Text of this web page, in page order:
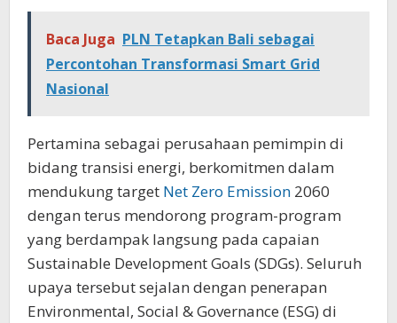
Baca Juga PLN Tetapkan Bali sebagai
Percontohan Transformasi Smart Grid
Nasional
Pertamina sebagai perusahaan pemimpin di
bidang transisi energi, berkomitmen dalam
mendukung target Net Zero Emission 2060
dengan terus mendorong program-program
yang berdampak langsung pada capaian
Sustainable Development Goals (SDGs). Seluruh
upaya tersebut sejalan dengan penerapan
Environmental, Social & Governance (ESG) di